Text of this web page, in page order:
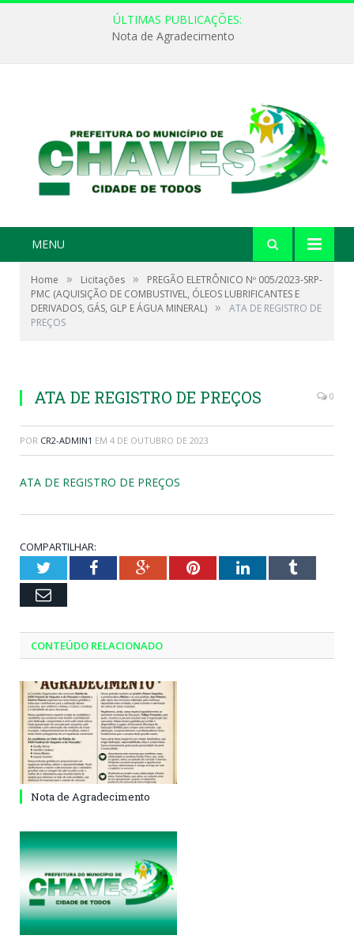
ÚLTIMAS PUBLICAÇÕES:
Nota de Agradecimento
MENU
Home » Licitações »
PREGÃO ELETRÔNICO Nº 005/2023-SRP-
PMC (AQUISIÇÃO DE COMBUSTIVEL, ÓLEOS LUBRIFICANTES E
DERIVADOS, GÁS, GLP E ÁGUA MINERAL) »
ATA DE REGISTRO DE
PREÇOS
ATA DE REGISTRO DE PREÇOS 0
POR CR2-ADMIN1 EM 4 DE OUTUBRO DE 2023
ATA DE REGISTRO DE PREÇOS
COMPARTILHAR:
TwitterFacebookGoogle+PinterestLinkedInTumblr
Email
CONTEÚDO RELACIONADO
Nota de Agradecimento